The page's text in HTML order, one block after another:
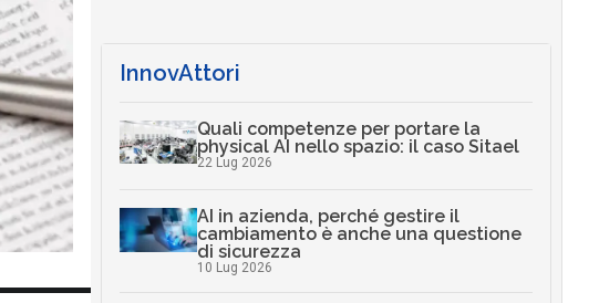
InnovAttori
Quali competenze per portare la
physical AI nello spazio: il caso Sitael
22 Lug 2026
AI in azienda, perché gestire il
cambiamento è anche una questione
di sicurezza
10 Lug 2026